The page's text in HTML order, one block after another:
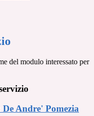
del modulo interessato per
Andre' Pomezia